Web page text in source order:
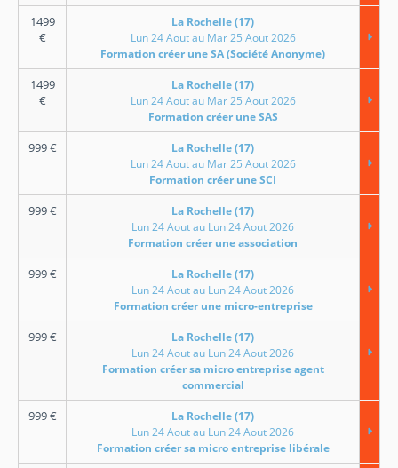
1499
€
La Rochelle (17)
Lun 24 Aout au Mar 25 Aout 2026
Formation créer une SA (Société Anonyme)
1499
€
La Rochelle (17)
Lun 24 Aout au Mar 25 Aout 2026
Formation créer une SAS
999€
La Rochelle (17)
Lun 24 Aout au Mar 25 Aout 2026
Formation créer une SCI
999€
La Rochelle (17)
Lun 24 Aout au Lun 24 Aout 2026
Formation créer une association
999€
La Rochelle (17)
Lun 24 Aout au Lun 24 Aout 2026
Formation créer une micro-entreprise
999€
La Rochelle (17)
Lun 24 Aout au Lun 24 Aout 2026
Formation créer sa micro entreprise agent
commercial
999€
La Rochelle (17)
Lun 24 Aout au Lun 24 Aout 2026
Formation créer sa micro entreprise libérale